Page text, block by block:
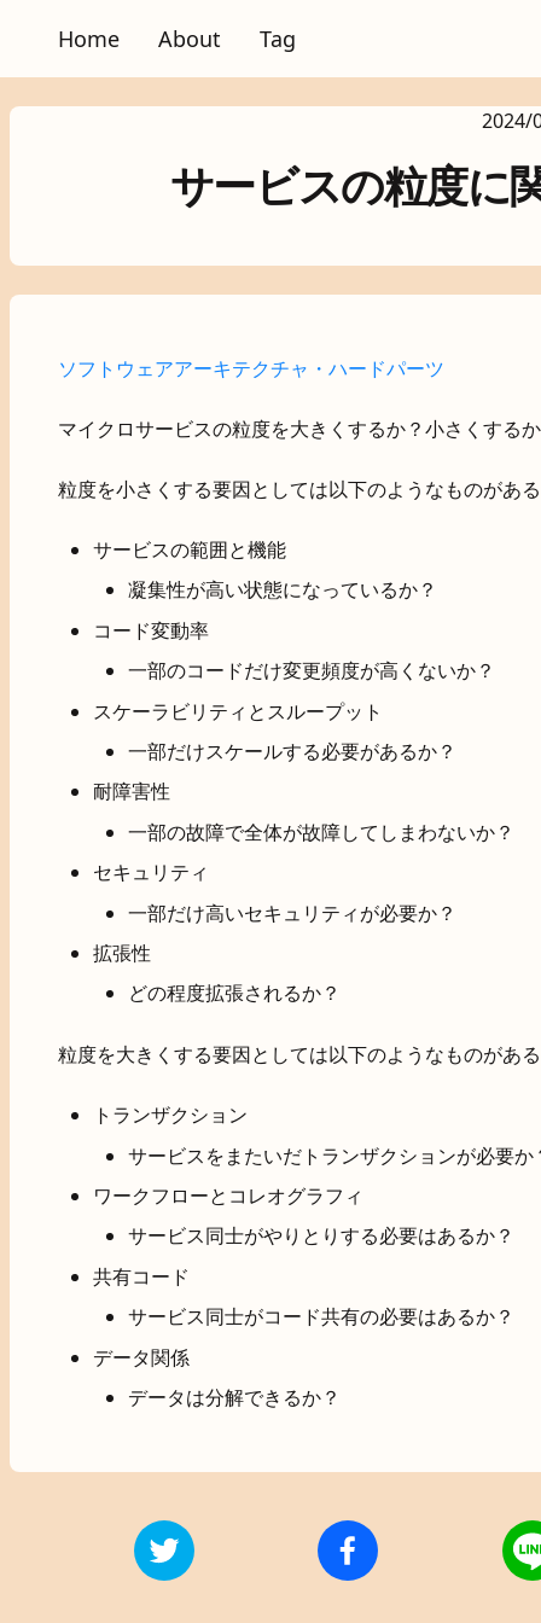
Home About Tag
2024/
サービスの粒度に
ソフトウェアアーキテクチャ・ハードパーツ
マイクロサービスの粒度を大きくするか？小さくする
粒度を小さくする要因としては以下のようなものがあ
サービスの範囲と機能
凝集性が高い状態になっているか？
コード変動率
一部のコードだけ変更頻度が高くないか？
スケーラビリティとスループット
一部だけスケールする必要があるか？
耐障害性
一部の故障で全体が故障してしまわないか？
セキュリティ
一部だけ高いセキュリティが必要か？
拡張性
どの程度拡張されるか？
粒度を大きくする要因としては以下のようなものがあ
トランザクション
サービスをまたいだトランザクションが必要か
ワークフローとコレオグラフィ
サービス同士がやりとりする必要はあるか？
共有コード
サービス同士がコード共有の必要はあるか？
データ関係
データは分解できるか？